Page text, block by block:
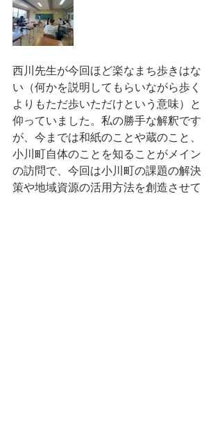
西川先生が今回ほど楽なまち歩きはな
い（何かを説明してもらいながら歩く
よりもただ歩いただけという意味）と
仰っていました。私の勝手な解釈です
が、今までは和紙のことや蔵のこと、
小川町自体のことを知ることがメイン
の訪問で、今回は小川町の課題の解決
策や地域資源の活用方法を創造させて